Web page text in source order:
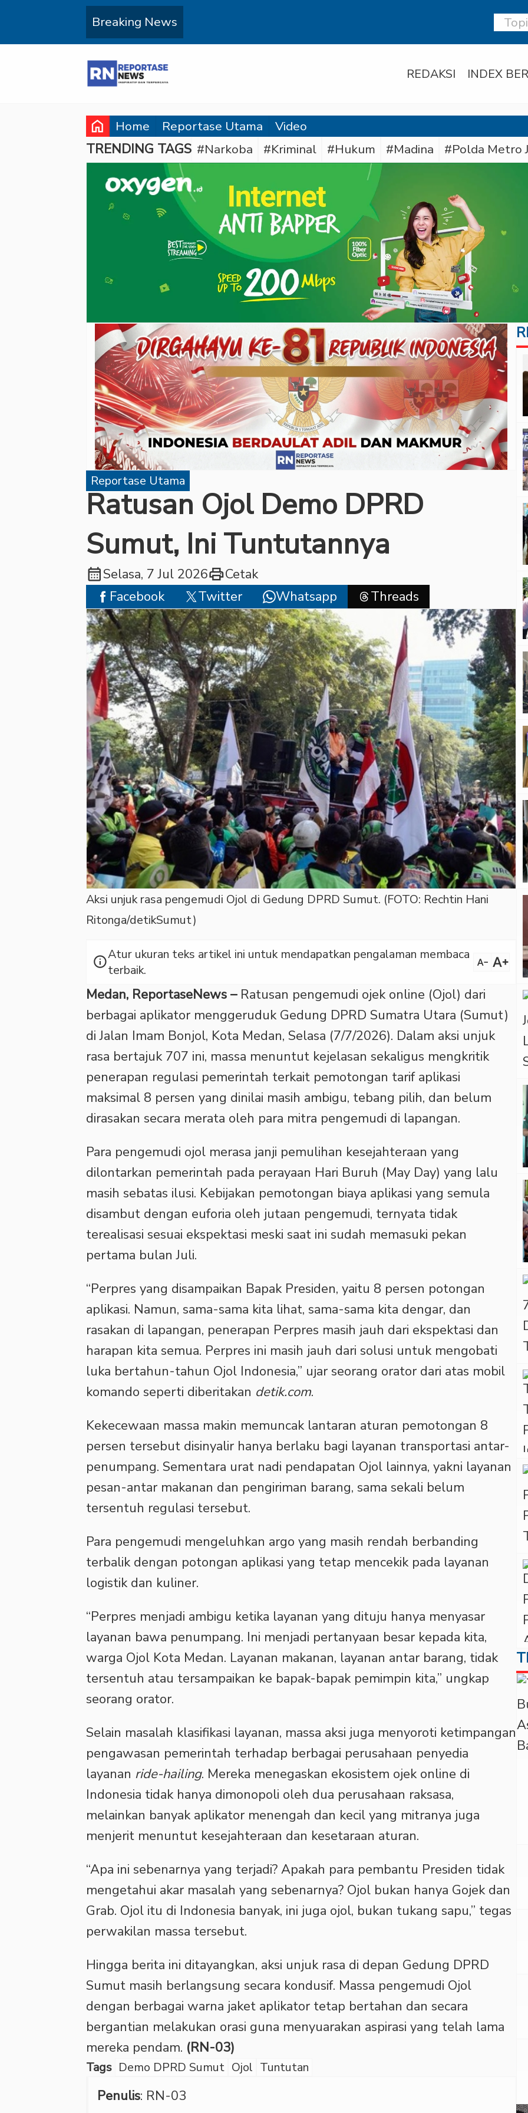
Breaking News
REDAKSI INDEX
home Home Reportase Utama Video
TRENDING TAGS #Narkoba #Kriminal #Hukum #Madina #Polda Metro
Reportase Utama
Ratusan Ojol Demo DPRD
Sumut, Ini Tuntutannya
calendar_monthSelasa, 7 Jul 2026printCetak
Facebook
Twitter Whatsapp Threads
Aksi unjuk rasa pengemudi Ojol di Gedung DPRD Sumut. (FOTO: Rechtin Hani
Ritonga/detikSumut)
infoAtur ukuran teks artikel ini untuk mendapatkan pengalaman membaca
terbaik.
text_decrease text_increase
Medan, ReportaseNews – Ratusan pengemudi ojek online (Ojol) dari
berbagai aplikator menggeruduk Gedung DPRD Sumatra Utara (Sumut)
di Jalan Imam Bonjol, Kota Medan, Selasa (7/7/2026). Dalam aksi unjuk
rasa bertajuk 707 ini, massa menuntut kejelasan sekaligus mengkritik
penerapan regulasi pemerintah terkait pemotongan tarif aplikasi
maksimal 8 persen yang dinilai masih ambigu, tebang pilih, dan belum
dirasakan secara merata oleh para mitra pengemudi di lapangan.
Para pengemudi ojol merasa janji pemulihan kesejahteraan yang
dilontarkan pemerintah pada perayaan Hari Buruh (May Day) yang lalu
masih sebatas ilusi. Kebijakan pemotongan biaya aplikasi yang semula
disambut dengan euforia oleh jutaan pengemudi, ternyata tidak
terealisasi sesuai ekspektasi meski saat ini sudah memasuki pekan
pertama bulan Juli.
“Perpres yang disampaikan Bapak Presiden, yaitu 8 persen potongan
aplikasi. Namun, sama-sama kita lihat, sama-sama kita dengar, dan
rasakan di lapangan, penerapan Perpres masih jauh dari ekspektasi dan
harapan kita semua. Perpres ini masih jauh dari solusi untuk mengobati
luka bertahun-tahun Ojol Indonesia,” ujar seorang orator dari atas mobil
komando seperti diberitakan detik.com.
Kekecewaan massa makin memuncak lantaran aturan pemotongan 8
persen tersebut disinyalir hanya berlaku bagi layanan transportasi antar-
penumpang. Sementara urat nadi pendapatan Ojol lainnya, yakni layanan
pesan-antar makanan dan pengiriman barang, sama sekali belum
tersentuh regulasi tersebut.
Para pengemudi mengeluhkan argo yang masih rendah berbanding
terbalik dengan potongan aplikasi yang tetap mencekik pada layanan
logistik dan kuliner.
“Perpres menjadi ambigu ketika layanan yang dituju hanya menyasar
layanan bawa penumpang. Ini menjadi pertanyaan besar kepada kita,
warga Ojol Kota Medan. Layanan makanan, layanan antar barang, tidak
tersentuh atau tersampaikan ke bapak-bapak pemimpin kita,” ungkap
seorang orator.
Selain masalah klasifikasi layanan, massa aksi juga menyoroti ketimpangan
pengawasan pemerintah terhadap berbagai perusahaan penyedia
layanan ride-hailing. Mereka menegaskan ekosistem ojek online di
Indonesia tidak hanya dimonopoli oleh dua perusahaan raksasa,
melainkan banyak aplikator menengah dan kecil yang mitranya juga
menjerit menuntut kesejahteraan dan kesetaraan aturan.
“Apa ini sebenarnya yang terjadi? Apakah para pembantu Presiden tidak
mengetahui akar masalah yang sebenarnya? Ojol bukan hanya Gojek dan
Grab. Ojol itu di Indonesia banyak, ini juga ojol, bukan tukang sapu,” tegas
perwakilan massa tersebut.
Hingga berita ini ditayangkan, aksi unjuk rasa di depan Gedung DPRD
Sumut masih berlangsung secara kondusif. Massa pengemudi Ojol
dengan berbagai warna jaket aplikator tetap bertahan dan secara
bergantian melakukan orasi guna menyuarakan aspirasi yang telah lama
mereka pendam. (RN-03)
Tags Demo DPRD Sumut Ojol Tuntutan
Penulis: RN-03